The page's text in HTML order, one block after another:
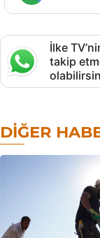
İlke
takip
DIĞER